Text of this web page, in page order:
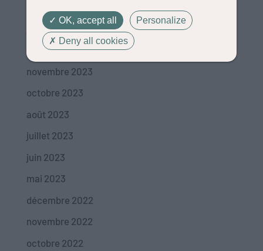
janvier 2024
décembre 2023
novembre 2023
octobre 2023
août 2023
juillet 2023
juin 2023
mai 2023
décembre 2022
novembre 2022
octobre 2022
OK, accept all Personalize
Deny all cookies